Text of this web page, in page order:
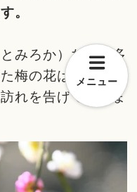
。
みろか）など、多
梅の花は、1月中
れを告げてくれま
メニュー